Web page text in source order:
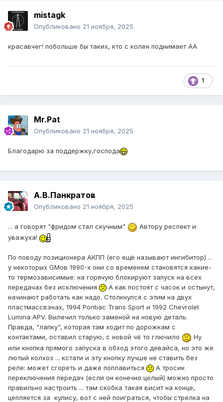
mistagk
Опубликовано 21 ноября, 2025
красавчег! побольше бы таких, кто с колен поднимает АА
1
Mr.Pat
Опубликовано 21 ноября, 2025
Благодарю за поддержку,господа
А.В.Панкратов
Опубликовано 21 ноября, 2025
... а говорят "фридом стал скучным"
Автору респект и
уважуха!
По поводу позиционера АКПП (его ещё называют ингибитор) ...
у некоторых GMов 1990-х они со временем становятся какие-
то термозависимые: на горячую блокируют запуск на всех
передачах без исключения
А как постоят с часок и остынут,
начинают работать как надо. Столкнулся с этим на двух
пластмассвэнах, 1994 Pontiac Trans Sport и 1992 Chevrolet
Lumina APV. Вылечил только заменой на новую деталь.
Правда, "лапку", которая там ходит по дорожкам с
контактами, оставил старую, с новой чё то глючило
Ну
или кнопка прямого запуска в обход этого девайса, но это же
лютый колхоз ... кстати и эту кнопку лучше не ставить без
реле: может сгореть и даже поплавиться
А тросик
переключения передач (если он конечно целый) можно просто
правильно настроить ... там скобка такая висит на конце,
цепляется за кулису, вот с ней поиграться, чтобы стрелка на